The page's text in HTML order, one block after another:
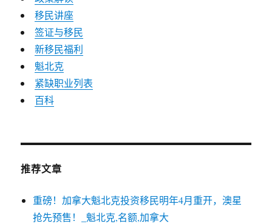
移民讲座
签证与移民
新移民福利
魁北克
紧缺职业列表
百科
推荐文章
重磅！加拿大魁北克投资移民明年4月重开，澳星
抢先预售！_魁北克,名额,加拿大